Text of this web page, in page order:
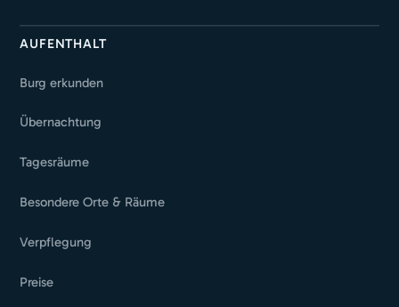
AUFENTHALT
Burg erkunden
Übernachtung
Tagesräume
Besondere Orte & Räume
Verpflegung
Preise